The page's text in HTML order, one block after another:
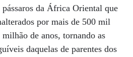
pássaros da África Oriental que
por mais de 500 mil
de anos, tornando as
daquelas de parentes dos